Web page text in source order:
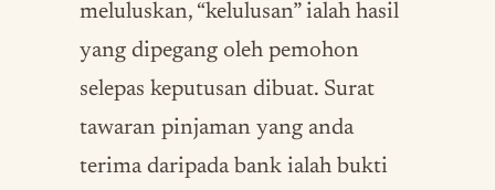
meluluskan, “kelulusan” ialah hasil
yang dipegang oleh pemohon
selepas keputusan dibuat. Surat
tawaran pinjaman yang anda
terima daripada bank ialah bukti